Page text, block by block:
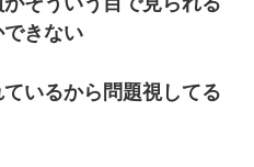
ったね…部屋くる？」ワイ「行
ようやくファッションモデルに
→悲しい結果がこれ・・・
きない
いるから問題視してる